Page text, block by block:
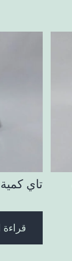
تاي كمية 200غ
قراءة